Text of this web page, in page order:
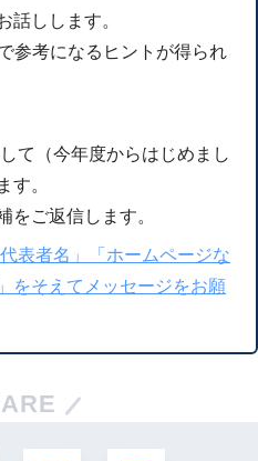
話しします。
参考になるヒントが得られ
て（今年度からはじめまし
す。
をご返信します。
表者名」「ホームページな
をそえてメッセージをお願